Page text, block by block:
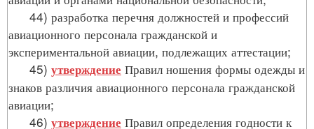
44) разработка перечня должностей и профессий
авиационного персонала гражданской и
экспериментальной авиации, подлежащих аттестации;
45) утверждение Правил ношения формы одежды и
знаков различия авиационного персонала гражданской
авиации;
46) утверждение Правил определения годности к